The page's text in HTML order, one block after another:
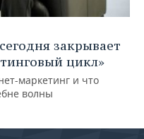
закрывает
цикл»
маркетинг и что
волны